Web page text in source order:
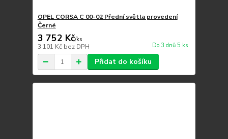
OPEL CORSA C 00-02 Přední světla provedení
Černé
3 752 Kč/ks
3 101 Kč bez DPH Do 3 dnů 5 ks
Přidat do košíku